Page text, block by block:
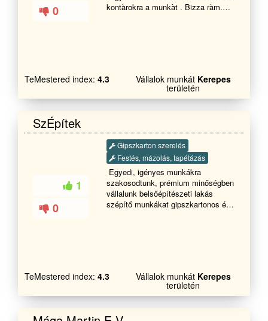
0
kontàrokra a munkàt . Bizza ràm.
TeMestered index: 4.3 Vállalok munkát Kerepes
területén
SzÉpítek
1
0
Gipszkarton szerelés
Festés, mázolás, tapétázás
Egyedi, igényes munkákra
szakosodtunk, prémium minőségben
vállalunk belsőépítészeti lakás
szépítő munkákat gipszkartonos és
TeMestered index: 4.3 Vállalok munkát Kerepes
területén